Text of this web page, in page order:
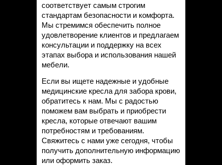
соответствует самым строгим
стандартам безопасности и комфорта.
Мы стремимся обеспечить полное
удовлетворение клиентов и предлагаем
консультации и поддержку на всех
этапах выбора и использования нашей
мебели.
Если вы ищете надежные и удобные
медицинские кресла для забора крови,
обратитесь к нам. Мы с радостью
поможем вам выбрать и приобрести
кресла, которые отвечают вашим
потребностям и требованиям.
Свяжитесь с нами уже сегодня, чтобы
получить дополнительную информацию
или оформить заказ.